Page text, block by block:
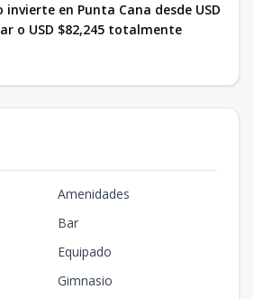
invierte en Punta Cana desde USD
o USD $82,245 totalmente
Amenidades
Bar
Equipado
Gimnasio